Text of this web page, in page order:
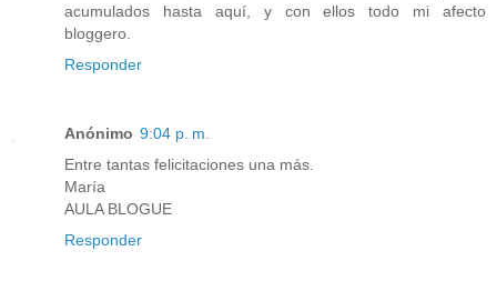
acumulados hasta aquí, y con ellos todo mi afecto
bloggero.
Responder
Anónimo 9:04 p. m.
Entre tantas felicitaciones una más.
María
AULA BLOGUE
Responder